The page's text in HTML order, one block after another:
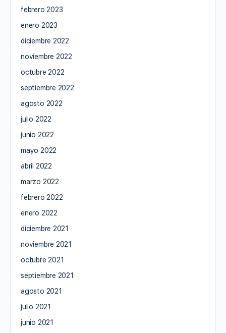
febrero 2023
enero 2023
diciembre 2022
noviembre 2022
octubre 2022
septiembre 2022
agosto 2022
julio 2022
junio 2022
mayo 2022
abril 2022
marzo 2022
febrero 2022
enero 2022
diciembre 2021
noviembre 2021
octubre 2021
septiembre 2021
agosto 2021
julio 2021
junio 2021